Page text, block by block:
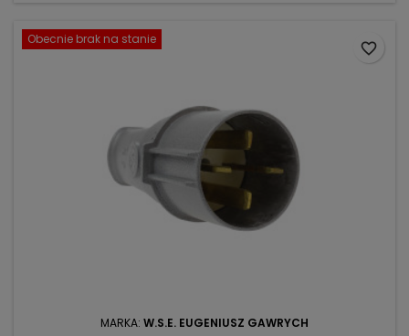
Obecnie brak na stanie
MARKA: W.S.E. EUGENIUSZ GAWRYCH
favorite_border